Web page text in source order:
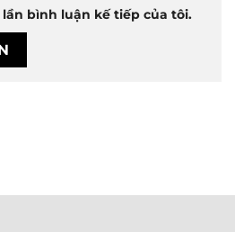
bình luận kế tiếp của tôi.